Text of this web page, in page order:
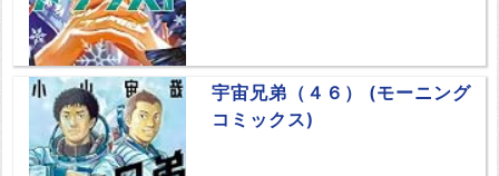
宇宙兄弟（４６） (モーニング
コミックス)